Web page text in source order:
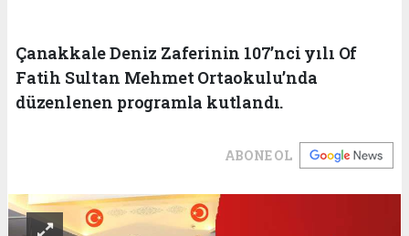
Çanakkale Deniz Zaferinin 107’nci yılı Of
Fatih Sultan Mehmet Ortaokulu’nda
düzenlenen programla kutlandı.
ABONE OL